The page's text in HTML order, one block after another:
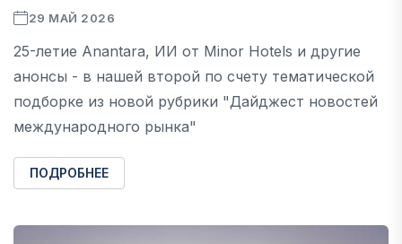
29 МАЙ 2026
25-летие Anantara, ИИ от Minor Hotels и другие
анонсы - в нашей второй по счету тематической
подборке из новой рубрики "Дайджест новостей
международного рынка"
ПОДРОБНЕЕ